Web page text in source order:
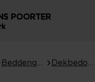
POORTER